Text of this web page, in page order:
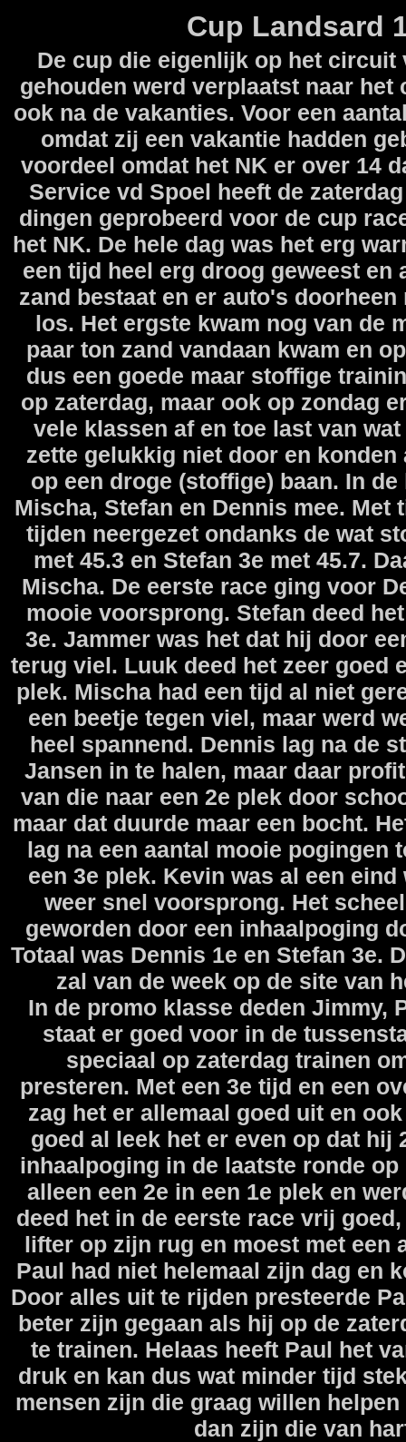
Cup Landsard
De cup die eigenlijk op het circuit
gehouden werd verplaatst naar
ook na de vakanties. Voor een
omdat zij een vakantie hadden
voordeel omdat het NK er over 14
Service vd Spoel heeft de
dingen geprobeerd voor de cup
het NK. De hele dag was het erg
een tijd heel erg droog geweest en
zand bestaat en er auto's
los. Het ergste kwam nog van de
paar ton zand vandaan kwam en
dus een goede maar stoffige
op zaterdag, maar ook op zondag
vele klassen af en toe last van
zette gelukkig niet door en
op een droge (stoffige) baan. In
Mischa, Stefan en Dennis mee.
tijden neergezet ondanks de wat
met 45.3 en Stefan 3e met 45.7.
Mischa. De eerste race ging voor
mooie voorsprong. Stefan deed
3e. Jammer was het dat hij door
terug viel. Luuk deed het zeer goed
plek. Mischa had een tijd al niet
een beetje tegen viel, maar werd
heel spannend. Dennis lag na de
Jansen in te halen, maar daar
van die naar een 2e plek door
maar dat duurde maar een bocht.
lag na een aantal mooie pogingen
een 3e plek. Kevin was al een
weer snel voorsprong. Het
geworden door een inhaalpoging
Totaal was Dennis 1e en Stefan 3e.
zal van de week op de site van
In de promo klasse deden Jimmy,
staat er goed voor in de
speciaal op zaterdag trainen
presteren. Met een 3e tijd en een
zag het er allemaal goed uit en
goed al leek het er even op dat hij
inhaalpoging in de laatste ronde
alleen een 2e in een 1e plek en
deed het in de eerste race vrij
lifter op zijn rug en moest met een
Paul had niet helemaal zijn dag en
Door alles uit te rijden presteerde
beter zijn gegaan als hij op de
te trainen. Helaas heeft Paul het
druk en kan dus wat minder tijd
mensen zijn die graag willen
dan zijn die van